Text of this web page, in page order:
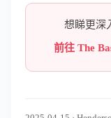
想睇更深
前往 The